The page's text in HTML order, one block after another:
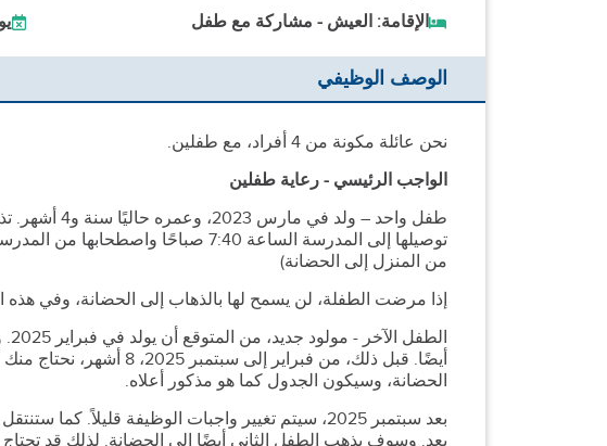
الإقامة: العيش - مشاركة مع طفل
الوصف الوظيفي
نحن عائلة مكونة من 4 أفراد، مع طفلين.
الواجب الرئيسي - رعاية طفلين
طفل واحد –
من المنزل إلى الحضانة)
إذا مرضت الطفلة، لن يسمح لها بالذهاب إلى الحضانة، وفي هذه
الحضانة، وسيكون الجدول كما هو مذكور أعلاه.
بعد سبتمبر 2025، سيتم تغيير واجبات الوظيفة قليلاً.
بعد. وسوف يذهب الطفل الثاني أيضًا إلى الحضانة. لذلك قد